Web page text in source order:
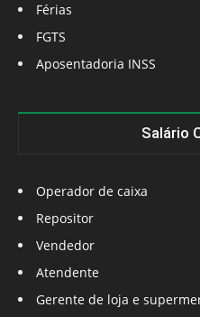
Férias
FGTS
Aposentadoria INSS
Salário
Operador de caixa
Repositor
Vendedor
Atendente
Gerente de loja e